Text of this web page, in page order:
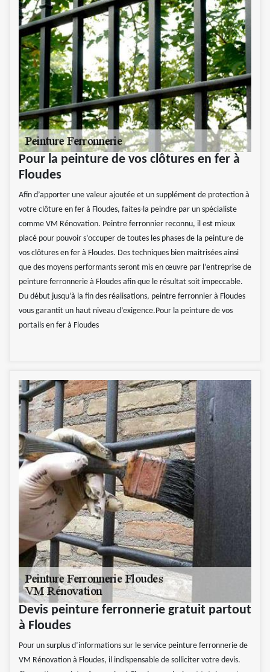
Pour la peinture de vos clôtures en fer à
Floudes
Afin d’apporter une valeur ajoutée et un supplément de protection à
votre clôture en fer à Floudes, faites-la peindre par un spécialiste
comme VM Rénovation. Peintre ferronnier reconnu, il est mieux
placé pour pouvoir s’occuper de toutes les phases de la peinture de
vos clôtures en fer à Floudes. Des techniques bien maitrisées ainsi
que des moyens performants seront mis en œuvre par l’entreprise de
peinture ferronnerie à Floudes afin que le résultat soit impeccable.
Du début jusqu’à la fin des réalisations, peintre ferronnier à Floudes
vous garantit un haut niveau d’exigence.Pour la peinture de vos
portails en fer à Floudes
Devis peinture ferronnerie gratuit partout
à Floudes
Pour un surplus d’informations sur le service peinture ferronnerie de
VM Rénovation à Floudes, il indispensable de solliciter votre devis.